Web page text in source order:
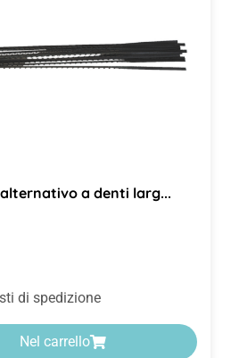
a denti larg...
di spedizione
Nel carrello